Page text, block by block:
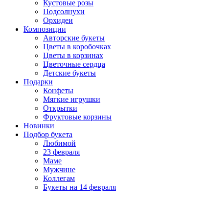
Кустовые розы
Подсолнухи
Орхидеи
Композиции
Авторские букеты
Цветы в коробочках
Цветы в корзинах
Цветочные сердца
Детские букеты
Подарки
Конфеты
Мягкие игрушки
Открытки
Фруктовые корзины
Новинки
Подбор букета
Любимой
23 февраля
Маме
Мужчине
Коллегам
Букеты на 14 февраля